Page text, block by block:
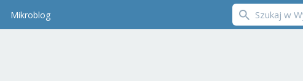
Mikroblog